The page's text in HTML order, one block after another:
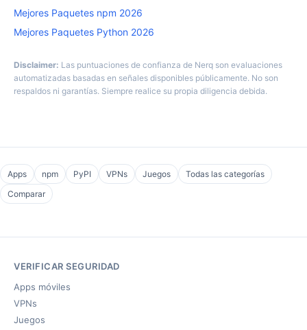
Mejores Paquetes npm 2026
Mejores Paquetes Python 2026
Disclaimer: Las puntuaciones de confianza de Nerq son evaluaciones
automatizadas basadas en señales disponibles públicamente. No son
respaldos ni garantías. Siempre realice su propia diligencia debida.
Apps npm PyPI VPNs Juegos
Todas las categorías
Comparar
VERIFICAR SEGURIDAD
Apps móviles
VPNs
Juegos